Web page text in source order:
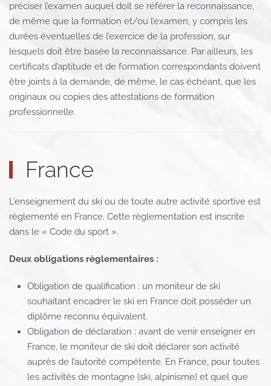
préciser l’examen auquel doit se référer la reconnaissance,
de même que la formation et/ou l’examen, y compris les
durées éventuelles de l’exercice de la profession, sur
lesquels doit être basée la reconnaissance. Par ailleurs, les
certificats d’aptitude et de formation correspondants doivent
être joints à la demande, de même, le cas échéant, que les
originaux ou copies des attestations de formation
professionnelle.
France
L’enseignement du ski ou de toute autre activité sportive est
règlementé en France. Cette règlementation est inscrite
dans le « Code du sport ».
Deux obligations règlementaires :
Obligation de qualification : un moniteur de ski
souhaitant encadrer le ski en France doit posséder un
diplôme reconnu équivalent.
Obligation de déclaration : avant de venir enseigner en
France, le moniteur de ski doit déclarer son activité
auprès de l’autorité compétente. En France, pour toutes
les activités de montagne (ski, alpinisme) et quel que